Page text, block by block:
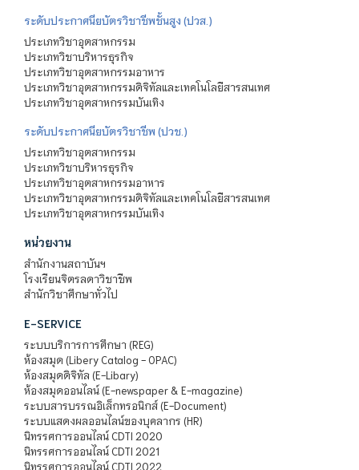
ระดับประกาศนียบัตรวิชาชีพชั้นสูง (ปวส.)
ประเภทวิชาอุตสาหกรรม
ประเภทวิชาบริหารธุรกิจ
ประเภทวิชาอุตสาหกรรมอาหาร
ประเภทวิชาอุตสาหกรรมดิจิทัลและเทคโนโลยีสารสนเทศ
ประเภทวิชาอุตสาหกรรมบันเทิง
ระดับประกาศนียบัตรวิชาชีพ (ปวช.)
ประเภทวิชาอุตสาหกรรม
ประเภทวิชาบริหารธุรกิจ
ประเภทวิชาอุตสาหกรรมอาหาร
ประเภทวิชาอุตสาหกรรมดิจิทัลและเทคโนโลยีสารสนเทศ
ประเภทวิชาอุตสาหกรรมบันเทิง
หน่วยงาน
สำนักงานสถาบันฯ
โรงเรียนจิตรลดาวิชาชีพ
สำนักวิชาศึกษาทั่วไป
E-SERVICE
ระบบบริการการศึกษา (REG)
ห้องสมุด (Libery Catalog - OPAC)
ห้องสมุดดิจิทัล (E-Libary)
ห้องสมุดออนไลน์ (E-newspaper & E-magazine)
ระบบสารบรรณอิเล็กทรอนิกส์ (E-Document)
ระบบแสดงผลออนไลน์ของบุคลากร (HR)
นิทรรศการออนไลน์ CDTI 2020
นิทรรศการออนไลน์ CDTI 2021
นิทรรศการออนไลน์ CDTI 2022